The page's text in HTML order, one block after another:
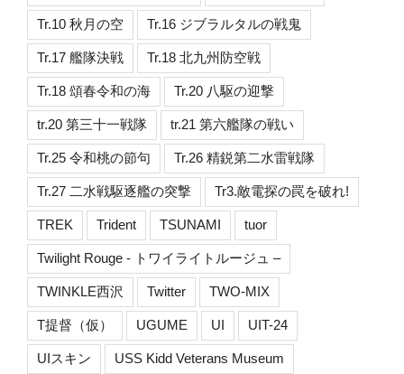
Tr.10 秋月の空 Tr.16 ジブラルタルの戦鬼
Tr.17 艦隊決戦 Tr.18 北九州防空戦
Tr.18 頌春令和の海 Tr.20 八駆の迎撃
tr.20 第三十一戦隊 tr.21 第六艦隊の戦い
Tr.25 令和桃の節句 Tr.26 精鋭第二水雷戦隊
Tr.27 二水戦駆逐艦の突撃 Tr3.敵電探の罠を破れ!
TREK Trident TSUNAMI tuor
Twilight Rouge - トワイライトルージュ –
TWINKLE西沢 Twitter TWO-MIX
T提督（仮） UGUME UI UIT-24
UIスキン USS Kidd Veterans Museum